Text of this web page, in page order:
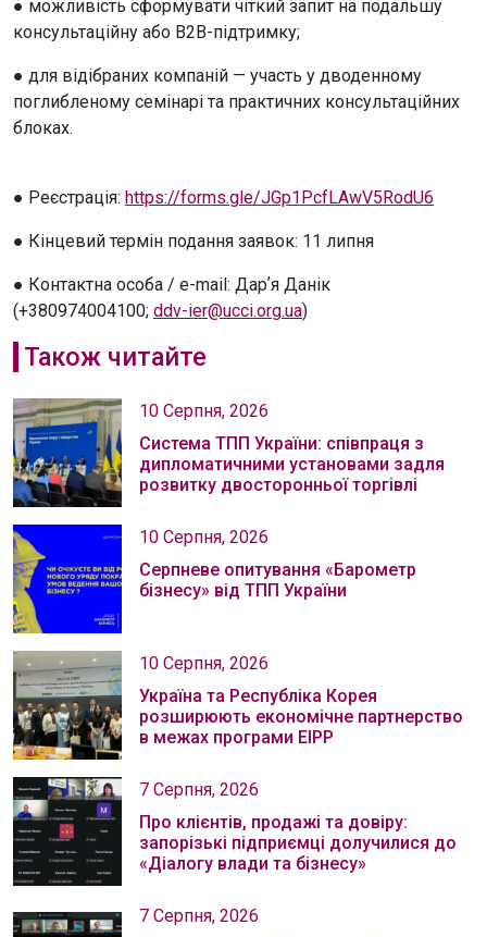
● можливість сформувати чіткий запит на подальшу
консультаційну або B2B-підтримку;
● для відібраних компаній — участь у дводенному
поглибленому семінарі та практичних консультаційних
блоках.
● Реєстрація: https://forms.gle/JGp1PcfLAwV5RodU6
● Кінцевий термін подання заявок: 11 липня
● Контактна особа / e-mail: Дарʼя Данік
(+380974004100; ddv-ier@ucci.org.ua)
Також читайте
10 Серпня, 2026
Система ТПП України: співпраця з
дипломатичними установами задля
розвитку двосторонньої торгівлі
10 Серпня, 2026
Серпневе опитування «Барометр
бізнесу» від ТПП України
10 Серпня, 2026
Україна та Республіка Корея
розширюють економічне партнерство
в межах програми EIPP
7 Серпня, 2026
Про клієнтів, продажі та довіру:
запорізькі підприємці долучилися до
«Діалогу влади та бізнесу»
7 Серпня, 2026